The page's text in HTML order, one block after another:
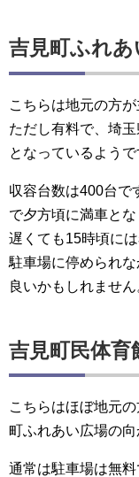
吉見町ふれ
こちらは地元の方
ただし有料で、埼
となっているようで
収容台数は400台で
で夕方頃に満車とな
遅くても15時頃に
駐車場に停められ
良いかもしれません
吉見町民体育
こちらはほぼ地元
町ふれあい広場の向
通常は駐車場は無